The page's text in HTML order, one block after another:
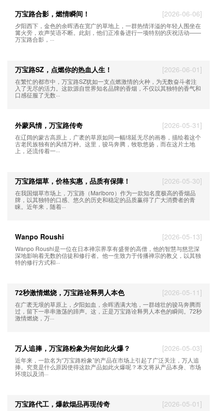
万宝路合影，燃情瞬间！ [2026-06-06]
夕阳西下，金色的余晖洒在宽广的草地上，一群热情洋溢的年轻人围坐在
篝火旁，欢声笑语不断。此刻，他们正准备进行一项特别的庆祝活动——
万宝路合影，···
万宝路SZ，点燃你的热血人生！ [2026-06-01]
在繁忙的都市中，万宝路SZ犹如一支点燃激情的火种，为无数奋斗者注
入了无尽的活力。这款源自世界知名品牌的香烟，不仅以其独特的香气和
口感征服了无数···
外蒙风情，万宝路传奇 [2026-05-31]
在辽阔的蒙古高原上，广袤的草原如同一幅绵延无尽的画卷，描绘着这个
古老民族独有的风情万种。这里，骏马奔腾，牧歌悠扬，而在这片土地
上，还流传着一···
万宝路烟草，价格实惠，品质有保障！ [2026-05-30]
在我国烟草市场上，万宝路（Marlboro）作为一款知名度极高的香烟品
牌，以其独特的口感、悠久的历史和稳定的品质赢得了广大消费者的青
睐。近年来，随着···
Wanpo Roushi [2026-05-13]
Wanpo Roushi是一位在日本禅宗界享有盛誉的高僧，他的智慧与慈悲深
深地影响着无数的信徒和修行者。他一生致力于传播禅宗的教义，以其独
特的修行方式和···
72秒激情燃烧，万宝路诠释男人本色 [2026-05-11]
在广袤无垠的草原上，夕阳如血，余晖洒满大地，一群雄壮的骏马奔腾而
过，留下一串串激荡的蹄声。这，正是万宝路诠释男人本色的瞬间。72秒
激情燃烧，万···
万人追捧，万宝路粉象为何如此火爆？ [2026-05-03]
近年来，一款名为“万宝路粉象”的产品在市场上引起了广泛关注，万人追
捧。究竟是什么原因使得这款产品如此火爆呢？本文将从产品本身、市场
环境以及消···
万宝路代工，爆款烟品再现传奇 [2026-05-01]